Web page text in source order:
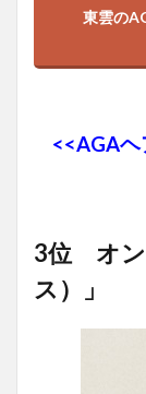
東雲の
<<AGA
3位 オン
ス）」